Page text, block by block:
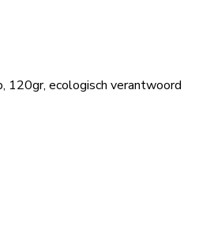
120gr, ecologisch verantwoord